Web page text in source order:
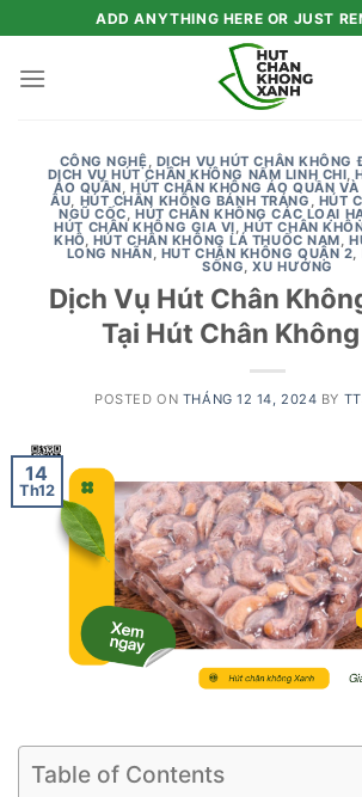
to
content
ADD ANYTHING HERE OR JUST
CÔNG NGHỆ, DỊCH VỤ HÚT CHÂN KHÔNG
DỊCH VỤ HÚT CHÂN KHÔNG NẤM LINH CHI,
ÁO QUẦN,HÚT CHÂN KHÔNG ÁO QUẦN
ÂU, HÚT CHÂN KHÔNG BÁNH TRÁNG , HÚT
NGŨ CỐC,HÚT CHÂN KHÔNG CÁC LOẠI
HÚT CHÂN KHÔNG GIA VỊ,HÚT CHÂN
KHÔ, HÚT CHÂN KHÔNG LÁ THUỐC NAM,
LONG NHÃN, HUT CHÂN KHÔNG QUẬN 2,
SỐNG,XU HƯỚNG
Dịch Vụ Hút Chân
Tại Hút Chân
POSTED ON THÁNG 12 14, 2024 BY
14
Th12
Table of Contents